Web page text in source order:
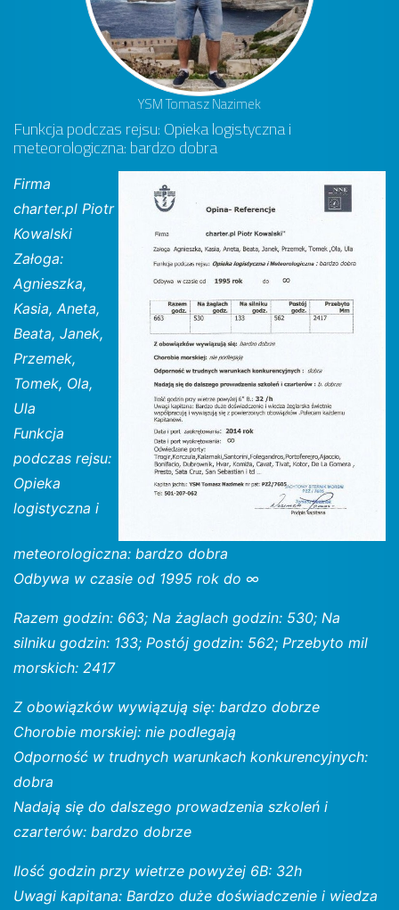
YSM Tomasz Nazimek
Funkcja podczas rejsu: Opieka logistyczna i
meteorologiczna: bardzo dobra
Firma
charter.pl Piotr
Kowalski
Załoga:
Agnieszka,
Kasia, Aneta,
Beata, Janek,
Przemek,
Tomek, Ola,
Ula
Funkcja
podczas rejsu:
Opieka
logistyczna i
meteorologiczna: bardzo dobra
Odbywa w czasie od 1995 rok do ∞
Razem godzin: 663; Na żaglach godzin: 530; Na
silniku godzin: 133; Postój godzin: 562; Przebyto mil
morskich: 2417
Z obowiązków wywiązują się: bardzo dobrze
Chorobie morskiej: nie podlegają
Odporność w trudnych warunkach konkurencyjnych:
dobra
Nadają się do dalszego prowadzenia szkoleń i
czarterów: bardzo dobrze
Ilość godzin przy wietrze powyżej 6B: 32h
Uwagi kapitana: Bardzo duże doświadczenie i wiedza